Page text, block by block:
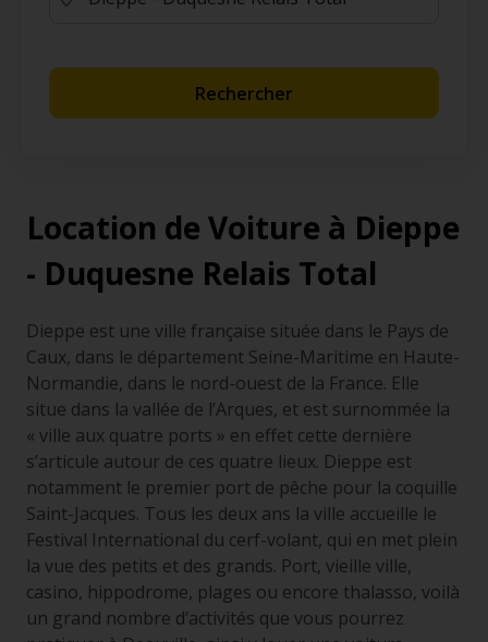
Rechercher
Location de Voiture à Dieppe
- Duquesne Relais Total
Dieppe est une ville française située dans le Pays de
Caux, dans le département Seine-Maritime en Haute-
Normandie, dans le nord-ouest de la France. Elle
situe dans la vallée de l’Arques, et est surnommée la
« ville aux quatre ports » en effet cette dernière
s’articule autour de ces quatre lieux. Dieppe est
notamment le premier port de pêche pour la coquille
Saint-Jacques. Tous les deux ans la ville accueille le
Festival International du cerf-volant, qui en met plein
la vue des petits et des grands. Port, vieille ville,
casino, hippodrome, plages ou encore thalasso, voilà
un grand nombre d’activités que vous pourrez